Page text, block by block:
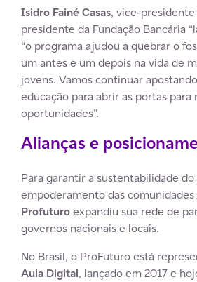
Isidro Fainé Casas, vice-
presidente da Fundação Bancária
“o programa ajudou a quebrar o
um antes e um depois na vida de
jovens. Vamos continuar
educação para abrir as portas para
oportunidades”.
Alianças e
Para garantir a sustentabilidade
empoderamento das
Profuturoexpandiu sua rede de
governos nacionais e locais.
No Brasil, o ProFuturo está
Aula Digital, lançado em 2017 e